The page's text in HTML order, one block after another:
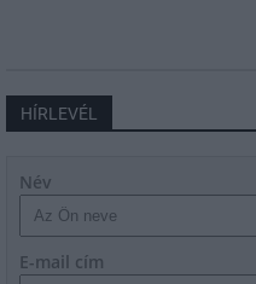
HÍRLEVÉL
Név
E-mail cím